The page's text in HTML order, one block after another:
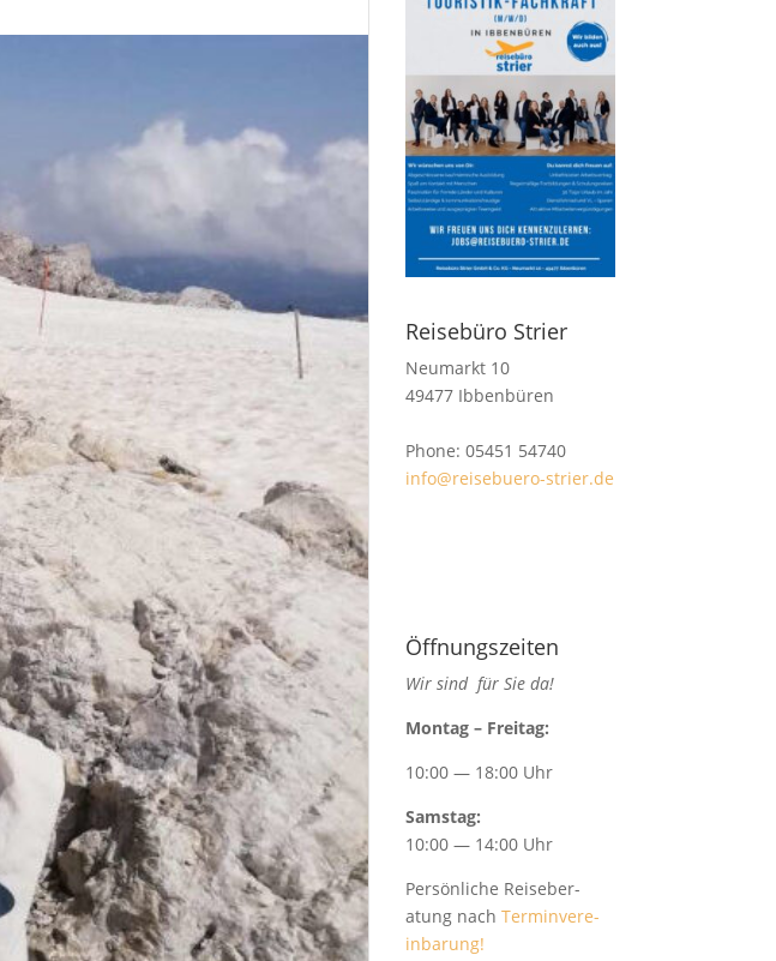
Reisebüro Strier
Neumarkt 10
49477 Ibbenbüren
Phone: 05451 54740
info@reisebuero-strier.de
Öffnungszeiten
Wir sind für Sie da!
Mon­tag – Freitag:
10:00 — 18:00 Uhr
Sam­stag:
10:00 — 14:00 Uhr
Per­sön­liche Reise­ber­
atung nachTer­min­vere­
in­barung!